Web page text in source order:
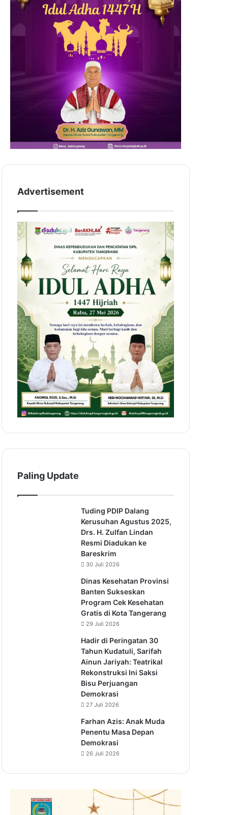
Advertisement
Paling Update
Tuding PDIP Dalang
Kerusuhan Agustus 2025,
Drs. H. Zulfan Lindan
Resmi Diadukan ke
Bareskrim
30 Juli 2026
Dinas Kesehatan Provinsi
Banten Sukseskan
Program Cek Kesehatan
Gratis di Kota Tangerang
29 Juli 2026
Hadir di Peringatan 30
Tahun Kudatuli, Sarifah
Ainun Jariyah: Teatrikal
Rekonstruksi Ini Saksi
Bisu Perjuangan
Demokrasi
27 Juli 2026
Farhan Azis: Anak Muda
Penentu Masa Depan
Demokrasi
26 Juli 2026